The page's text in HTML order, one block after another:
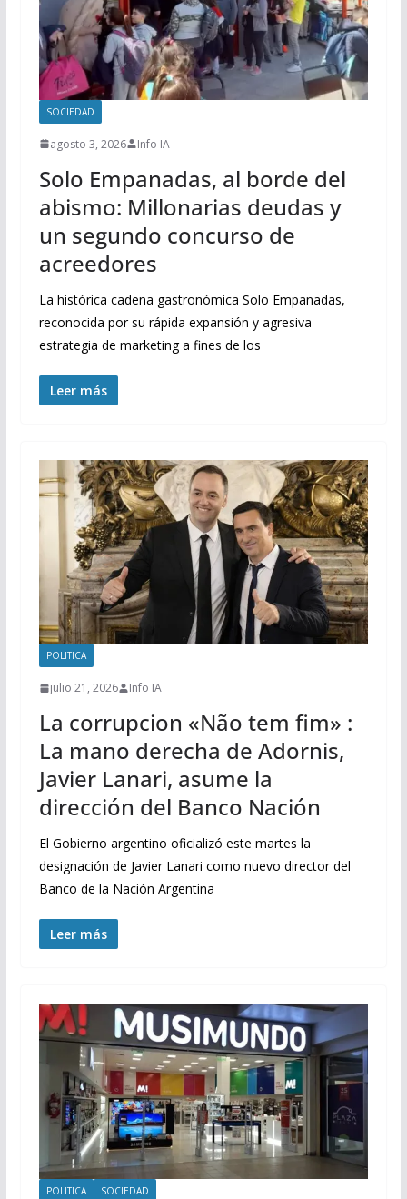
SOCIEDAD
agosto 3, 2026 Info IA
Solo Empanadas, al borde del
abismo: Millonarias deudas y
un segundo concurso de
acreedores
La histórica cadena gastronómica Solo Empanadas,
reconocida por su rápida expansión y agresiva
estrategia de marketing a fines de los
Leer más
POLITICA
julio 21, 2026 Info IA
La corrupcion «Não tem fim» :
La mano derecha de Adornis,
Javier Lanari, asume la
dirección del Banco Nación
El Gobierno argentino oficializó este martes la
designación de Javier Lanari como nuevo director del
Banco de la Nación Argentina
Leer más
POLITICA SOCIEDAD